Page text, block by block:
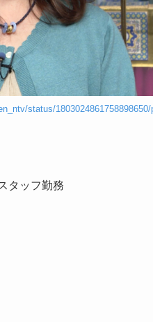
status/1803024861758898650/
タッフ勤務